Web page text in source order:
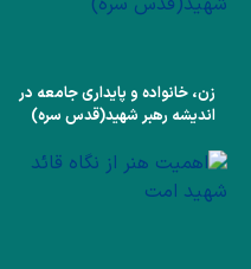
زن، خانواده و پایداری جامعه در
اندیشه رهبر شهید(قدس سره)